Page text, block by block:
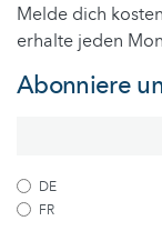
Melde dich
erhalte jeden
Abonniere
DE
FR